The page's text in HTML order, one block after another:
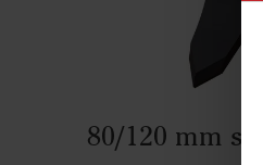
80/120 mm